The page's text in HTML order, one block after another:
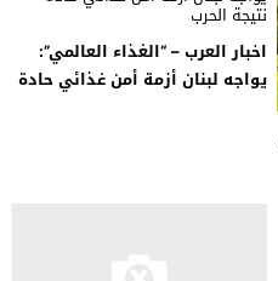
اخبار العرب – “الغذاء العالمي”:
يواجه لبنان أزمة أمن غذائي حادة